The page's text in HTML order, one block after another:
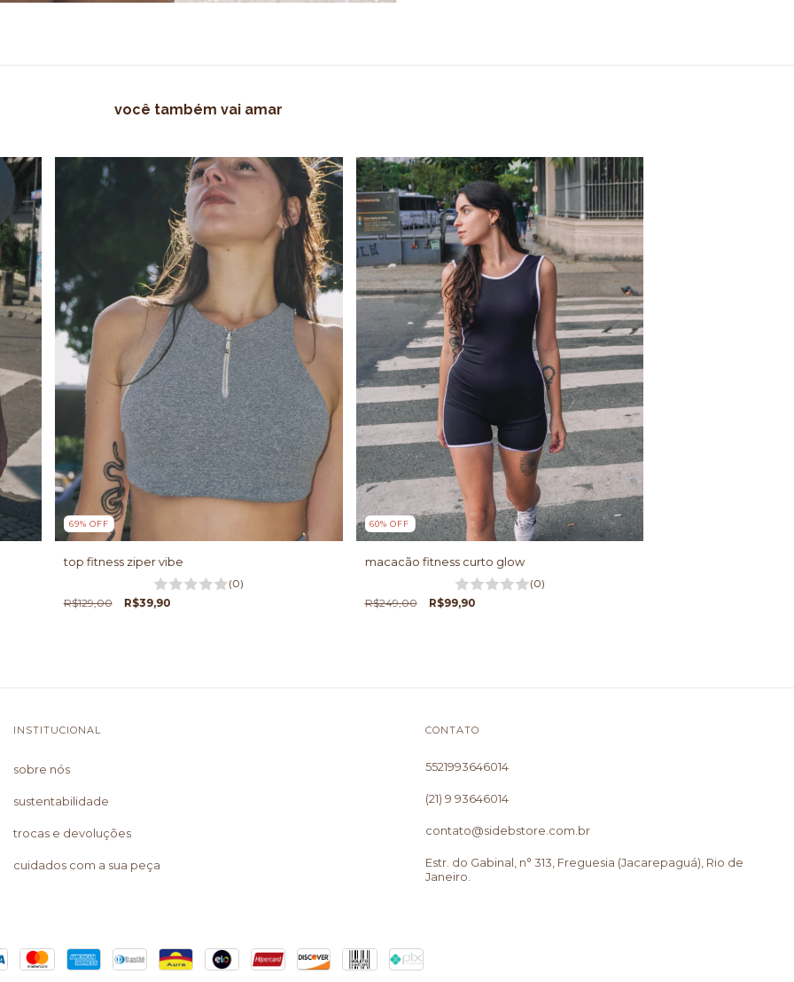
você também vai amar
69% OFF
top fitness ziper vibe
(0)
R$129,00
R$39,90
60%OFF
macacão fitness curto glow
(0)
R$249,00
R$99,90
INSTITUCIONAL
sobre nós
sustentabilidade
trocas e devoluções
cuidados com a sua peça
CONTATO
5521993646014
(21) 9 93646014
contato@sidebstore.com.br
Estr. do Gabinal, n° 313, Freguesia (Jacarepaguá), Rio de
Janeiro.